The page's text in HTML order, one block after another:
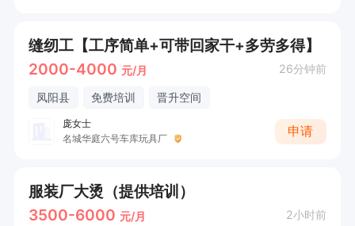
缝纫工【工序简单+可带回家干+多劳多得】
2000-4000 元/月 26分钟前
凤阳县 免费培训 晋升空间
庞女士
名城华庭六号车库玩具厂
申请
服装厂大烫（提供培训）
3500-6000 元/月 2小时前